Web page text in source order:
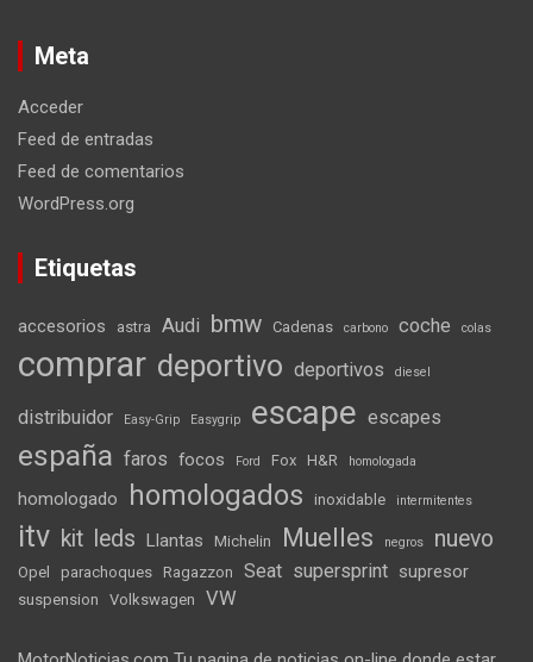
Meta
Acceder
Feed de entradas
Feed de comentarios
WordPress.org
Etiquetas
accesorios astra Audi bmw Cadenas carbono coche colas
comprar deportivo deportivos diesel
distribuidor Easy-Grip Easygrip escape escapes
españa faros focos Ford Fox H&R homologada
homologado homologados inoxidable intermitentes
itv kit leds Llantas Michelin Muelles negros nuevo
Opel parachoques Ragazzon Seat supersprint supresor
suspension Volkswagen VW